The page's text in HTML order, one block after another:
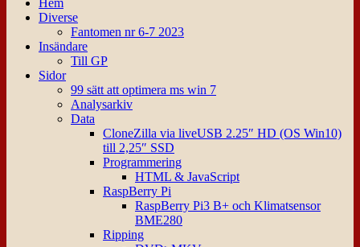
Hem
Diverse
Fantomen nr 6-7 2023
Insändare
Till GP
Sidor
99 sätt att optimera ms win 7
Analysarkiv
Data
CloneZilla via liveUSB 2.25″ HD (OS Win10)
till 2,25″ SSD
Programmering
HTML & JavaScript
RaspBerry Pi
RaspBerry Pi3 B+ och Klimatsensor
BME280
Ripping